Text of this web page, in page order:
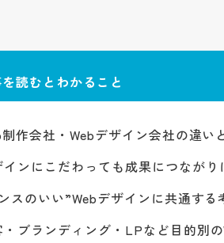
読むとわかること
制作会社・Webデザイン会社の違
インにこだわっても成果につなが
スのいい”Webデザインに共通す
・ブランディング・LPなど目的別